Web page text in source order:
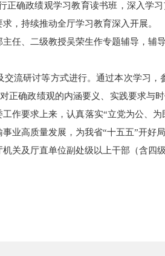
正确政绩观学习教育读书班，深入学
，持续推动全厅学习教育深入开展。
任、二级教授吴荣生作专题辅导，辅
流研讨等方式进行。通过本次学习，
正确政绩观的内涵要义、实践要求与
作要求上来，认真落实“立党为公、
业高质量发展，为我省“十五五”开好
关及厅直单位副处级以上干部（含四